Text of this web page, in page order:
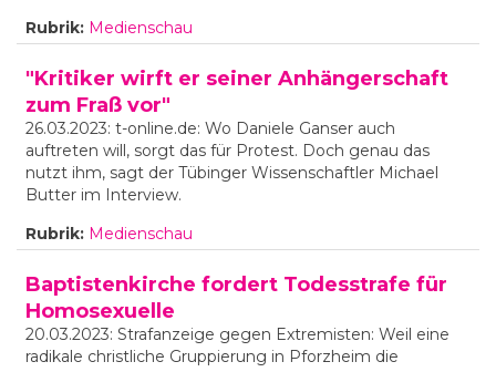
Rubrik: Medienschau
"Kritiker wirft er seiner Anhängerschaft
zum Fraß vor"
26.03.2023: t-online.de: Wo Daniele Ganser auch
auftreten will, sorgt das für Protest. Doch genau das
nutzt ihm, sagt der Tübinger Wissenschaftler Michael
Butter im Interview.
Rubrik: Medienschau
Baptistenkirche fordert Todesstrafe für
Homosexuelle
20.03.2023: Strafanzeige gegen Extremisten: Weil eine
radikale christliche Gruppierung in Pforzheim die